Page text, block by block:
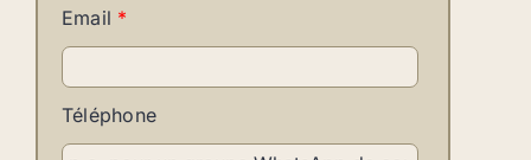
Email *
Téléphone